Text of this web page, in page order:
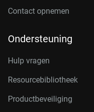
Contact opnemen
Ondersteuning
Hulp vragen
Resourcebibliotheek
Productbeveiliging